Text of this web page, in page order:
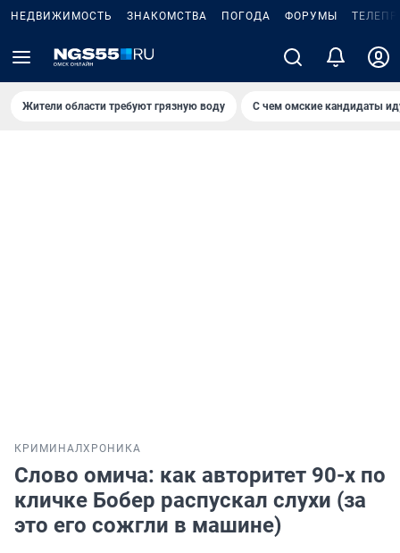
НЕДВИЖИМОСТЬ ЗНАКОМСТВА ПОГОДА ФОРУМЫ
Жители области требуют грязную воду С чем омские кандидаты
КРИМИНАЛХРОНИКА
Слово омича: как авторитет 90-х по
кличке Бобер распускал слухи (за
это его сожгли в машине)